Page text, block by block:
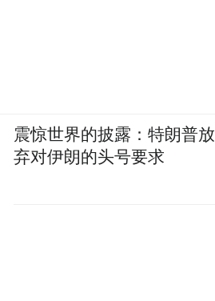
震惊世界的披露：特朗普放
弃对伊朗的头号要求